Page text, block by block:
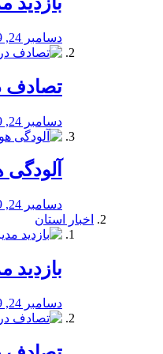
دسامبر 24, 2019
تصادف
دسامبر 24, 2019
دسامبر 24, 2019
اخبار استان
بازدید
دسامبر 24, 2019